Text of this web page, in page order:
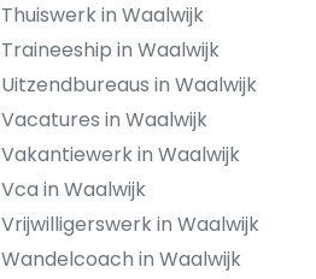
Thuiswerk in Waalwijk
Traineeship in Waalwijk
Uitzendbureaus in Waalwijk
Vacatures in Waalwijk
Vakantiewerk in Waalwijk
Vca in Waalwijk
Vrijwilligerswerk in Waalwijk
Wandelcoach in Waalwijk